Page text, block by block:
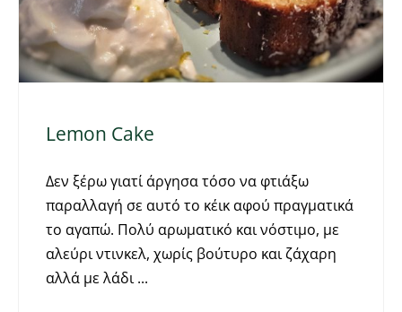
Lemon Cake
Δεν ξέρω γιατί άργησα τόσο να φτιάξω
παραλλαγή σε αυτό το κέικ αφού πραγματικά
το αγαπώ. Πολύ αρωματικό και νόστιμο, με
αλεύρι ντινκελ, χωρίς βούτυρο και ζάχαρη
αλλά με λάδι